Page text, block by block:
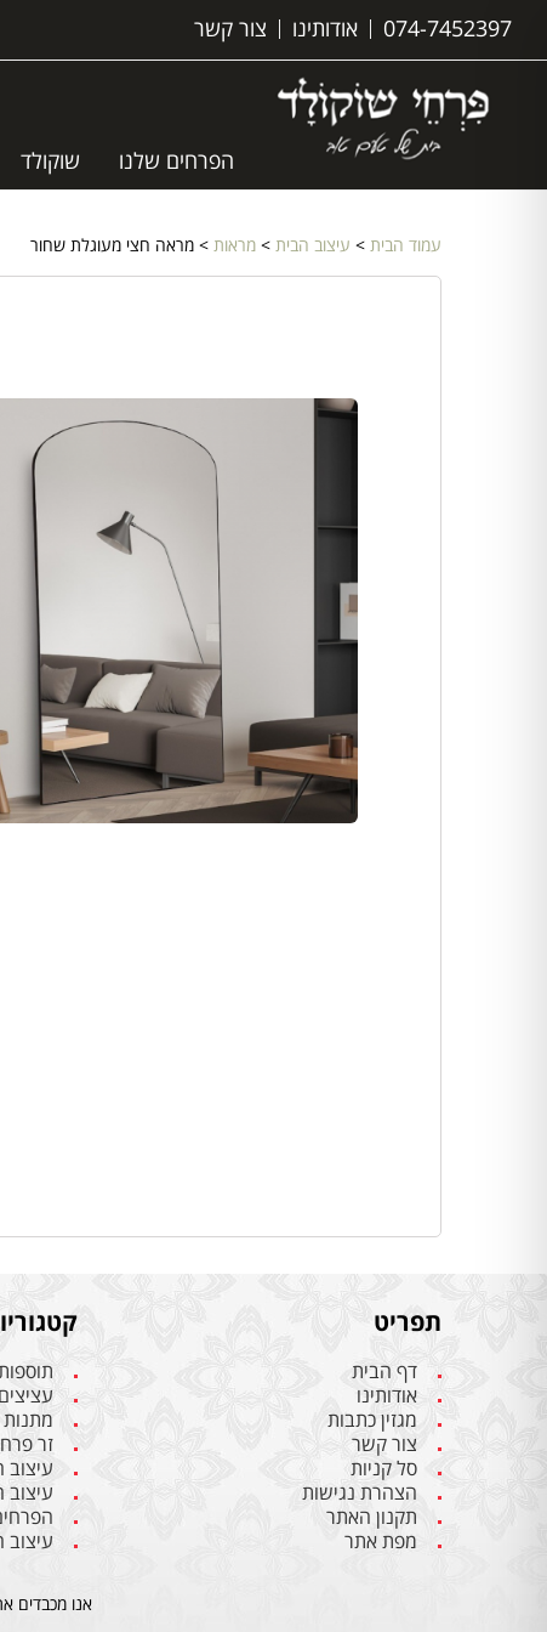
074-7452397 אודותינו צור קשר
הפרחים שלנו שוקולד
עמוד הבית > עיצוב הבית > מראות > מראה חצי מעוגלת שחור
תפריט
דף הבית
אודותינו
מגזין כתבות
צור קשר
סל קניות
הצהרת נגישות
תקנון האתר
מפת אתר
מתנות
זר
עיצוב
עיצוב
עיצוב
אנו מכבדים